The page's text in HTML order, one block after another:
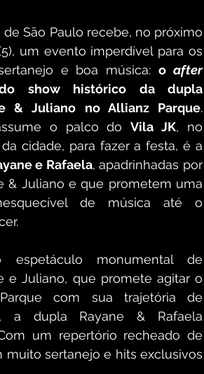
de São Paulo recebe, no próximo
um evento imperdível para os
e boa música: o after
show histórico da dupla
& Juliano no Allianz Parque.
o palco do Vila JK, no
cidade, para fazer a festa, é a
e Rafaela, apadrinhadas por
& Juliano e que prometem uma
de música até o
espetáculo monumental de
e Juliano, que promete agitar o
com sua trajetória de
a dupla Rayane & Rafaela
um repertório recheado de
muito sertanejo e hits exclusivos